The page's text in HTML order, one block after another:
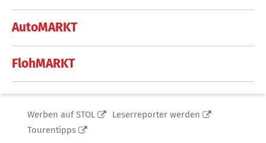
AutoMARKT
FlohMARKT
Werben auf STOL
Leserreporter werden
Tourentipps